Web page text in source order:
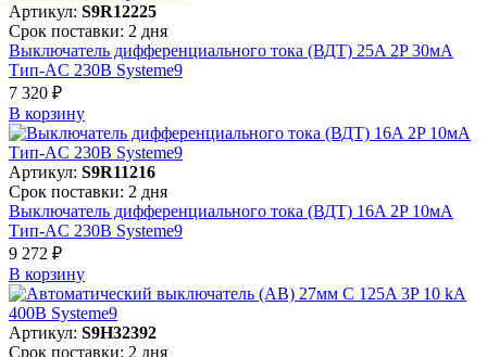
Артикул: S9R12225
Срок поставки: 2 дня
Выключатель дифференциального тока (ВДТ) 25A 2P 30мА
Тип-AC 230В Systeme9
7 320 ₽
В корзинy
Артикул: S9R11216
Срок поставки: 2 дня
Выключатель дифференциального тока (ВДТ) 16A 2P 10мА
Тип-AC 230В Systeme9
9 272 ₽
В корзинy
Артикул: S9H32392
Срок поставки: 2 дня